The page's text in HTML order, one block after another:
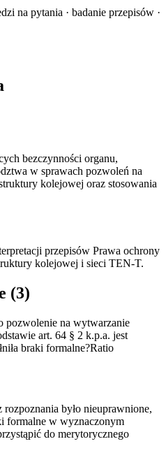
na pytania · badanie przepisów ·
bezczynności organu,
w sprawach pozwoleń na
kolejowej oraz stosowania
przepisów Prawa ochrony
kolejowej i sieci TEN-T.
(3)
pozwolenie na wytwarzanie
art. 64 § 2 k.p.a. jest
braki formalne?Ratio
było nieuprawnione,
formalne w wyznaczonym
do merytorycznego